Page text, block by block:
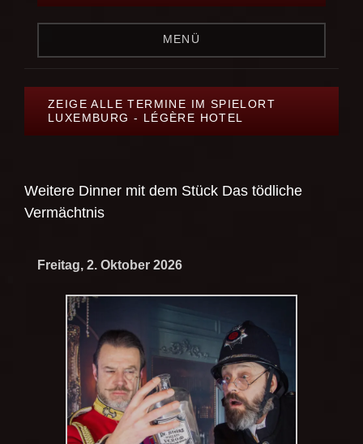
MENÜ
ZEIGE ALLE TERMINE IM SPIELORT
LUXEMBURG - LÉGÈRE HOTEL
Weitere Dinner mit dem Stück Das tödliche
Vermächtnis
Freitag, 2. Oktober 2026